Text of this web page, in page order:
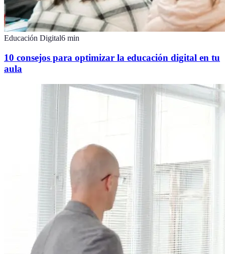
Educación Digital6 min
10 consejos para optimizar la educación digital en tu
aula